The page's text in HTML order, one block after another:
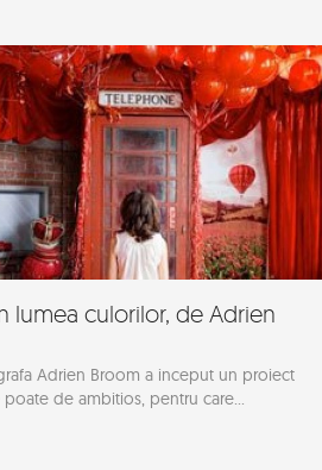
lumea culorilor, de Adrien
Adrien Broom a inceput un proiect
poate de ambitios, pentru care...